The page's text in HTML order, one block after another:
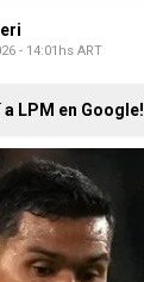
- 14:01hs ART
a LPM en Google!